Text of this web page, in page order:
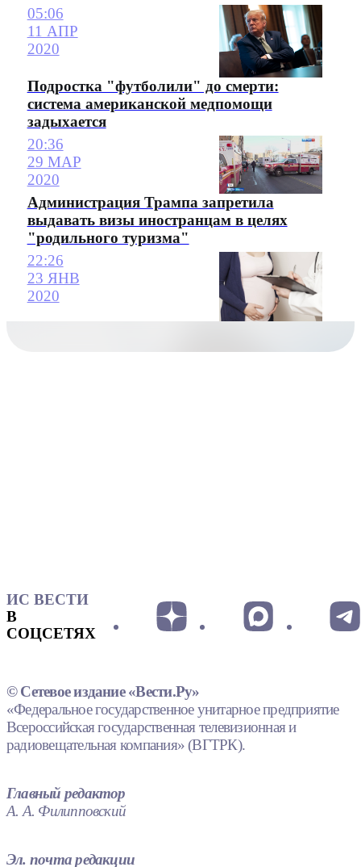
05:06
11 АПР
2020
Подростка "футболили" до смерти:
система американской медпомощи
задыхается
20:36
29 МАР
2020
Администрация Трампа запретила
выдавать визы иностранцам в целях
"родильного туризма"
22:26
23 ЯНВ
2020
ИС ВЕСТИ
В
СОЦСЕТЯХ
© Сетевое издание «Вести.Ру»
«Федеральное государственное унитарное предприятие
Всероссийская государственная телевизионная и
радиовещательная компания» (ВГТРК).
Главный редактор
А. А. Филипповский
Эл. почта редакции